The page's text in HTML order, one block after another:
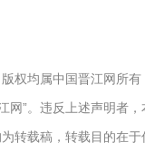
权均属中国晋江网所
”。违反上述声明者，
转载稿，转载目的